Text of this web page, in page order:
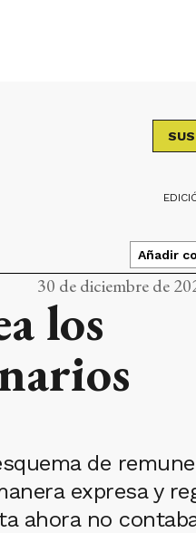
Añadir
30 de diciembre de
los
de
expresa y
ahora no